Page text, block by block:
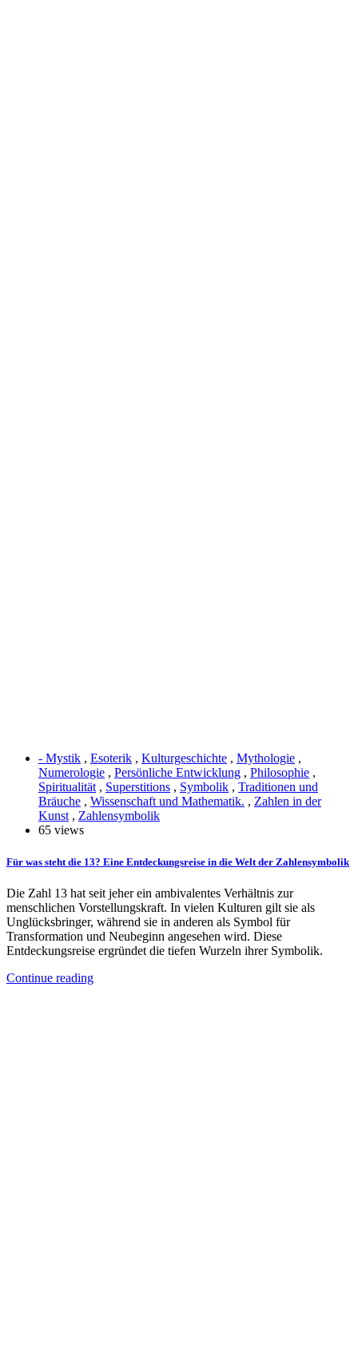
- Mystik , Esoterik , Kulturgeschichte , Mythologie ,
Numerologie , Persönliche Entwicklung , Philosophie ,
Spiritualität, Superstitions , Symbolik , Traditionen und
Bräuche , Wissenschaft und Mathematik. , Zahlen in der
Kunst, Zahlensymbolik
65 views
Für was steht die 13? Eine Entdeckungsreise in die Welt der Zahlensymbolik
Die Zahl 13 hat seit jeher ein ambivalentes Verhältnis zur
menschlichen Vorstellungskraft. In vielen Kulturen gilt sie als
Unglücksbringer, während sie in anderen als Symbol für
Transformation und Neubeginn angesehen wird. Diese
Entdeckungsreise ergründet die tiefen Wurzeln ihrer Symbolik.
Continue reading